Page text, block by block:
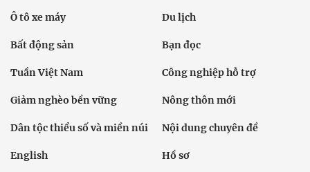
Ô tô xe máy Du lịch
Bất động sản Bạn đọc
Tuần Việt Nam Công nghiệp hỗ trợ
Giảm nghèo bền vững Nông thôn mới
Dân tộc thiểu số và miền núi Nội dung chuyên đề
English Hồ sơ